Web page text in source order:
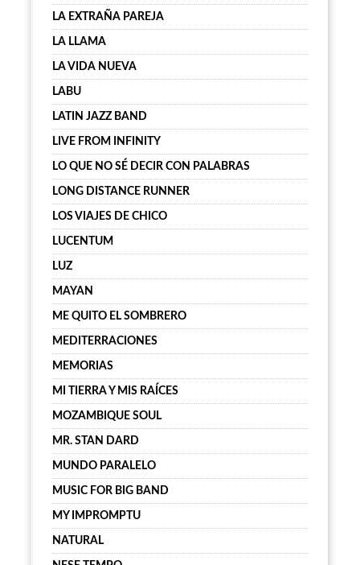
LA EXTRAÑA PAREJA
LA LLAMA
LA VIDA NUEVA
LABU
LATIN JAZZ BAND
LIVE FROM INFINITY
LO QUE NO SÉ DECIR CON PALABRAS
LONG DISTANCE RUNNER
LOS VIAJES DE CHICO
LUCENTUM
LUZ
MAYAN
ME QUITO EL SOMBRERO
MEDITERRACIONES
MEMORIAS
MI TIERRA Y MIS RAÍCES
MOZAMBIQUE SOUL
MR. STAN DARD
MUNDO PARALELO
MUSIC FOR BIG BAND
MY IMPROMPTU
NATURAL